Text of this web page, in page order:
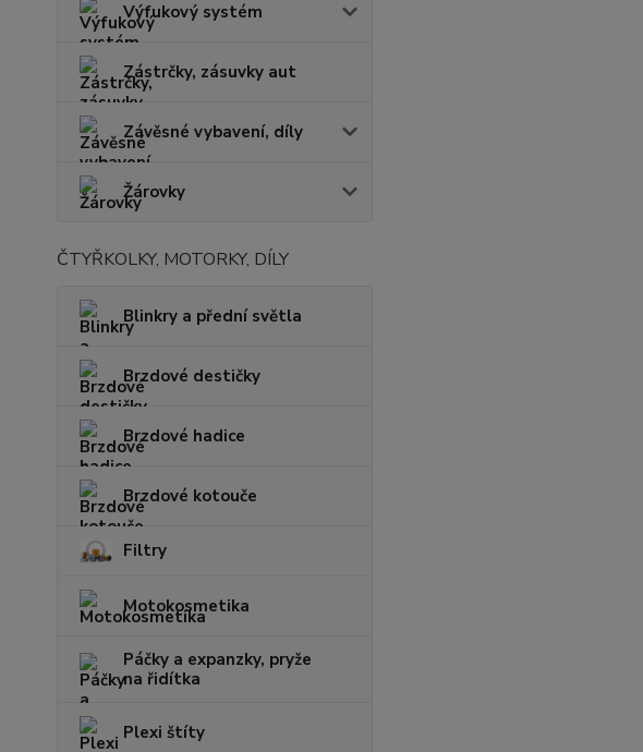
Výfukový systém
Zástrčky, zásuvky aut
Závěsné vybavení, díly
Žárovky
ČTYŘKOLKY, MOTORKY, DÍLY
Blinkry a přední světla
Brzdové destičky
Brzdové hadice
Brzdové kotouče
Filtry
Motokosmetika
Páčky a expanzky, pryže
na řidítka
Plexi štíty